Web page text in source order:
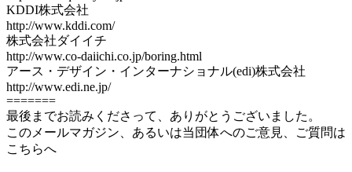
KDDI株式会社
http://www.kddi.com/
株式会社ダイイチ
http://www.co-daiichi.co.jp/boring.html
アース・デザイン・インターナショナル(edi)株式会社
http://www.edi.ne.jp/
=======
最後までお読みくださって、ありがとうございました。
このメールマガジン、あるいは当団体へのご意見、ご質問は
こちらへ